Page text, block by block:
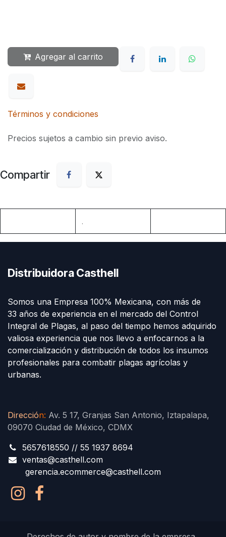
Agregar al carrito
Términos y condiciones
Precios sujetos a cambio sin previo aviso.
Compartir
.
Distribuidora Casthell
Somos una Empresa 100% Mexicana, con más de
33 años de experiencia en el mercado del Control
Integral de Plagas, al paso del tiempo hemos adquirido
valiosa experiencia que nos llevo a enfocarnos a la
comercialización y distribución de todos los insumos
profesionales para combatir plagas agrícolas y
urbanas.
Dirección: Av. 5 17, Granjas San Antonio, Iztapalapa,
09070 Ciudad de México, CDMX
5657618550 // 55 1937 8694
ventas@casthell.com
gerencia.ecommerce@casthell.com